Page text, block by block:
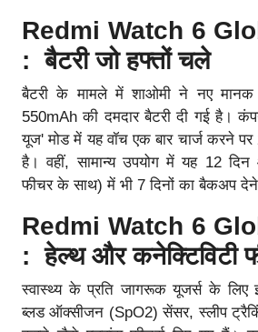
Redmi Watch 6
: बैटरी जो हफ्तों चले
बैटरी के मामले में शाओमी ने नए मानक
550mAh की दमदार बैटरी दी गई है।
यूज' मोड में यह वॉच एक बार चार्ज करने
है। वहीं, सामान्य उपयोग में यह 12
फीचर के साथ) में भी 7 दिनों का बैकअप
Redmi Watch 6
: हेल्थ और कनेक्टिविटी
स्वास्थ्य के प्रति जागरूक यूजर्स के लिए
ब्लड ऑक्सीजन (SpO2) सेंसर, स्लीप